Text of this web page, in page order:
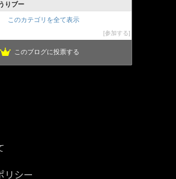
りブー
このカテゴリを全て表示
参加する
このブログに投票する
リシー